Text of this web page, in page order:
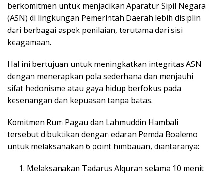
berkomitmen untuk menjadikan Aparatur Sipil Negara
(ASN) di lingkungan Pemerintah Daerah lebih disiplin
dari berbagai aspek penilaian, terutama dari sisi
keagamaan.
Hal ini bertujuan untuk meningkatkan integritas ASN
dengan menerapkan pola sederhana dan menjauhi
sifat hedonisme atau gaya hidup berfokus pada
kesenangan dan kepuasan tanpa batas.
Komitmen Rum Pagau dan Lahmuddin Hambali
tersebut dibuktikan dengan edaran Pemda Boalemo
untuk melaksanakan 6 point himbauan, diantaranya:
Melaksanakan Tadarus Alquran selama 10 menit